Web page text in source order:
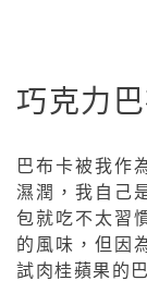
巧克力
巴布卡被我作
濕潤，我自己
包就吃不太習
的風味，但因
試肉桂蘋果的